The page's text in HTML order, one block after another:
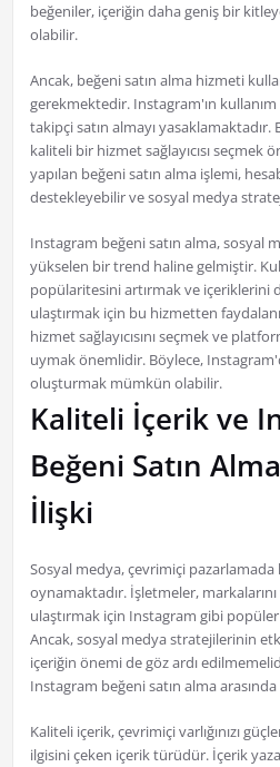
beğeniler, içeriğin daha geniş bir
olabilir.
Ancak, beğeni satın alma hizmeti
gerekmektedir. Instagram'ın
takipçi satın almayı
kaliteli bir hizmet sağlayıcısı seçmek
yapılan beğeni satın alma işlemi,
destekleyebilir ve sosyal medya
Instagram beğeni satın alma, sosyal
yükselen bir trend haline gelmiştir.
popülaritesini artırmak ve içeriklerini
ulaştırmak için bu hizmetten
hizmet sağlayıcısını seçmek ve
uymak önemlidir. Böylece,
oluşturmak mümkün olabilir.
Kaliteli İçerik ve
Beğeni Satın
İlişki
Sosyal medya, çevrimiçi
oynamaktadır. İşletmeler,
ulaştırmak için Instagram gibi
Ancak, sosyal medya stratejilerinin
içeriğin önemi de göz ardı
Instagram beğeni satın alma arasında
Kaliteli içerik, çevrimiçi varlığınızı
ilgisini çeken içerik türüdür. İçerik